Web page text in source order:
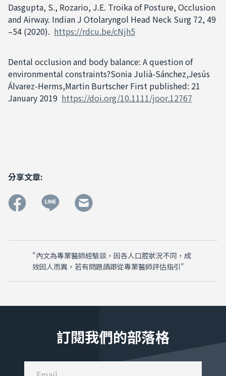
Dasgupta, S., Rozario, J.E. Troika of Posture, Occlusion
and Airway. Indian J Otolaryngol Head Neck Surg 72, 49
–54 (2020). https://rdcu.be/cNjh5
Dental occlusion and body balance: A question of
environmental constraints?Sonia Julià-Sánchez,Jesús
Álvarez-Herms,Martin Burtscher First published: 21
January 2019 https://doi.org/10.1111/joor.12767
分享文章:
"內文為專業醫師經驗談，因各人口腔狀況不同，成
效因人而異，若有問題請跟從專業醫師評估指引"
訂閱我們的部落格